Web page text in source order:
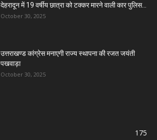
देहरादून में 19 वर्षीय छात्रा को टक्कर मारने वाली कार पुलिस...
October 30, 2025
उत्तराखण्ड कांग्रेस मनाएगी राज्य स्थापना की रजत जयंती
पखवाड़ा
October 30, 2025
175